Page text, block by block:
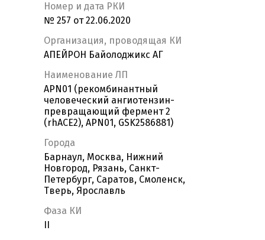
Номер и дата РКИ
№ 257 от 22.06.2020
Организация, проводящая КИ
АПЕЙРОН Байолоджикс АГ
Наименование ЛП
APN01 (рекомбинантный
человеческий ангиотензин-
превращающий фермент 2
(rhACE2), APN01, GSK2586881)
Города
Барнаул, Москва, Нижний
Новгород, Рязань, Санкт-
Петербург, Саратов, Смоленск,
Тверь, Ярославль
Фаза КИ